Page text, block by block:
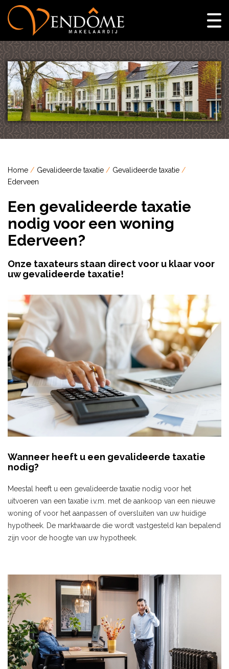
Home Gevalideerde taxatie
Gevalideerde taxatie
Ederveen
Een gevalideerde taxatie
nodig voor een woning
Ederveen?
Onze taxateurs staan direct voor u klaar voor
uw gevalideerde taxatie!
Wanneer heeft u een gevalideerde taxatie
nodig?
Meestal heeft u een gevalideerde taxatie nodig voor het
uitvoeren van een taxatie i.v.m. met de aankoop van een nieuwe
woning of voor het aanpassen of oversluiten van uw huidige
hypotheek. De marktwaarde die wordt vastgesteld kan bepalend
zijn voor de hoogte van uw hypotheek.